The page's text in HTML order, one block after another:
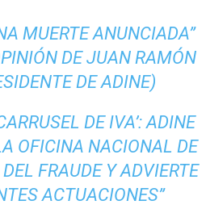
MUERTE ANUNCIADA”
DE JUAN RAMÓN
DE ADINE)
DE IVA’: ADINE
OFICINA NACIONAL DE
FRAUDE Y ADVIERTE
ACTUACIONES”